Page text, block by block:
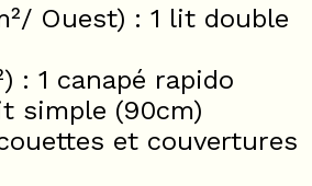
Ouest) : 1 lit double
: 1 canapé rapido
simple (90cm)
et couvertures